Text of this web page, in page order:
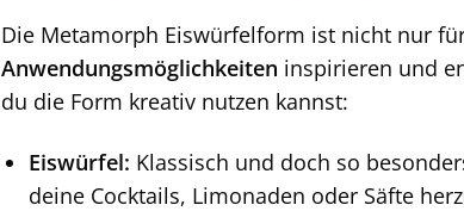
Die Metamorph Eiswürfelform ist nicht nur
Anwendungsmöglichkeiten inspirieren und
du die Form kreativ nutzen kannst:
Eiswürfel: Klassisch und doch so
deine Cocktails, Limonaden oder Säfte